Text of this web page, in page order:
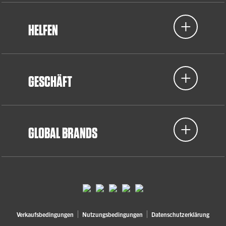
HELFEN
GESCHÄFT
GLOBAL BRANDS
Verkaufsbedingungen Nutzungsbedingungen Datenschutzerklärung